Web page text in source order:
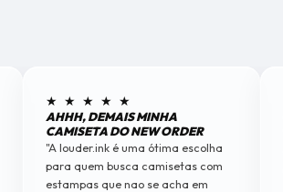
★ ★ ★ ★ ★
AHHH, DEMAIS MINHA
CAMISETA DO NEW ORDER
"A louder.ink é uma ótima escolha
para quem busca camisetas com
estampas que nao se acha em